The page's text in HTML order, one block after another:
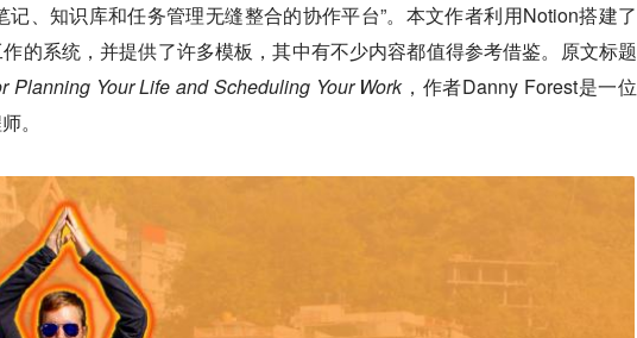
记、知识库和任务管理无缝整合的协作平台”。本文作者利用Notion搭建了
的系统，并提供了许多模板，其中有不少内容都值得参考借鉴。原文标题
Planning Your Life and Scheduling Your Work，作者Danny Forest是一位
。